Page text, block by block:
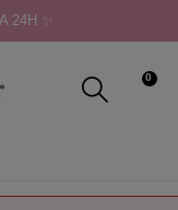
✨
0